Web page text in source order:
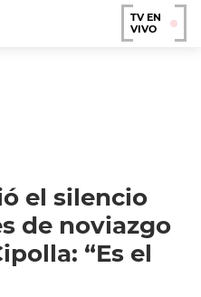
TV EN
VIVO
el silencio
de noviazgo
“Es el